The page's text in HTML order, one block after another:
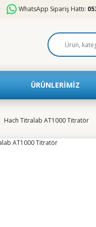
WhatsApp Sipariş Hattı:
ÜRÜNLERİMİZ
Hach Titralab AT1000 Titratör